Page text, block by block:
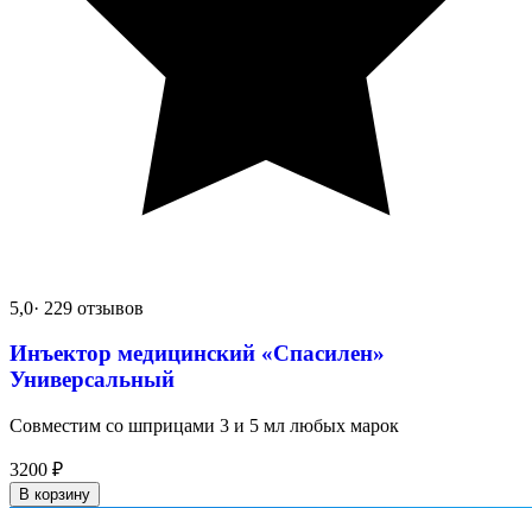
5,0· 229 отзывов
Инъектор медицинский «Спасилен»
Универсальный
Совместим со шприцами 3 и 5 мл любых марок
3200 ₽
В корзину